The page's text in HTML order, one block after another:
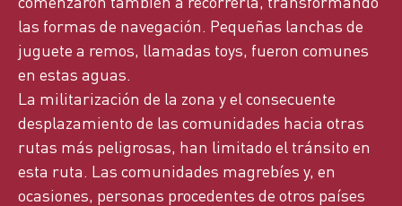
las formas de navegación. Pequeñas lanchas de
juguete a remos, llamadas toys fueron comunes
en estas aguas.
La militarización de la zona y el consecuente
desplazamiento de las comunidades hacia otras
rutas más peligrosas, han limitado el tránsito en
esta ruta. Las comunidades magrebíes y, en
ocasiones, personas procedentes de otros países